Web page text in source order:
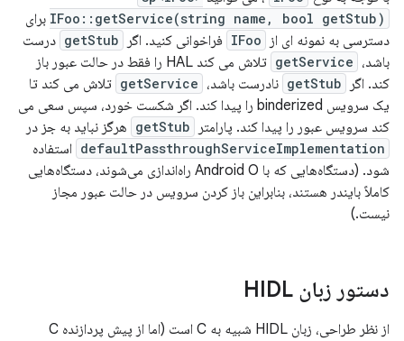
IFoo::getService(string name, bool getStub) برای
دسترسی به نمونه ای از
IFoo فراخوانی کنید. اگر getStub درست
باشد، getService
تلاش می کند HAL را فقط در حالت عبور باز
کند. اگر
getStub نادرست باشد، getService تلاش می کند تا
یک سرویس binderized را پیدا کند. اگر شکست خورد، سپس سعی می
کند سرویس عبور را پیدا کند. پارامتر
getStub هرگز نباید به جز در
defaultPassthroughServiceImplementation استفاده
شود. (دستگاه‌هایی که با Android O راه‌اندازی می‌شوند، دستگاه‌هایی
کاملاً بایندر هستند، بنابراین باز کردن سرویس در حالت عبور مجاز
نیست.)
دستور زبان HIDL
از نظر طراحی، زبان HIDL شبیه به C است (اما از پیش پردازنده C